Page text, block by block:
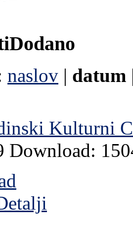
Dodano
naslov | datum
Kulturni
Download: